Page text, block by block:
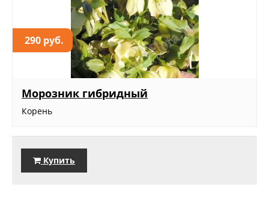
290 руб.
Морозник гибридный
Корень
Купить